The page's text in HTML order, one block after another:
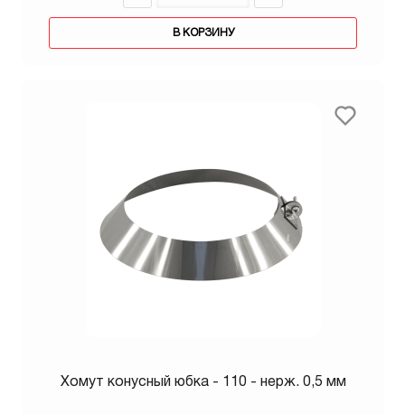
В КОРЗИНУ
Хомут конусный юбка - 110 - нерж. 0,5 мм